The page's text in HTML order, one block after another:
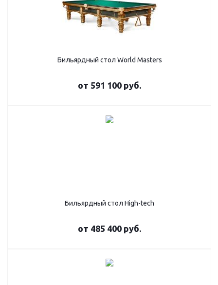
Бильярдный стол World Masters
от 591 100 руб.
Бильярдный стол High-tech
от 485 400 руб.